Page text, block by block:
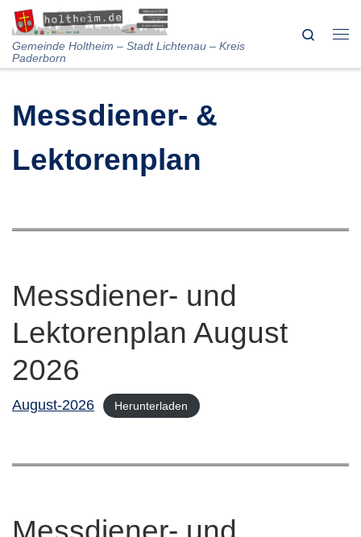
Skip to content
Gemeinde Holtheim – Stadt Lichtenau – Kreis
Paderborn
Search
Messdiener- &
Lektorenplan
Messdiener- und
Lektorenplan August
2026
August-2026 Herunterladen